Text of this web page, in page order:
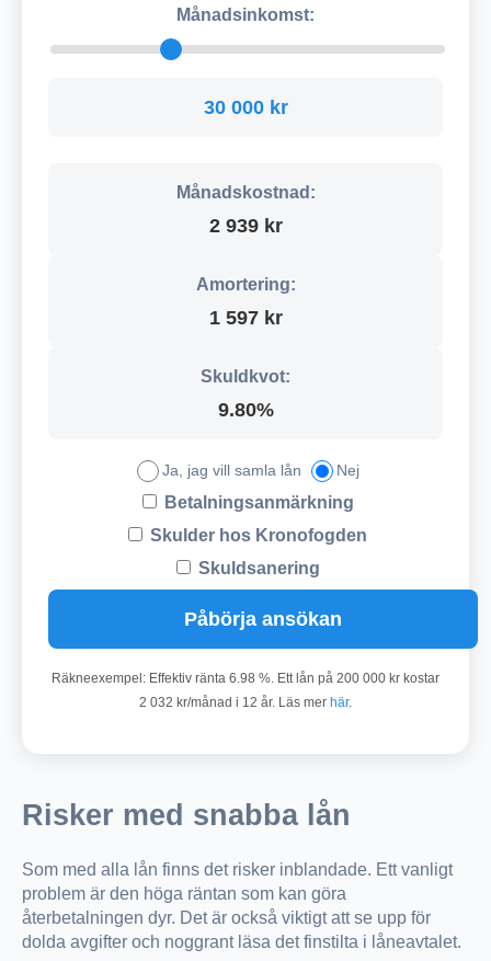
Månadsinkomst:
30 000 kr
Månadskostnad:
2 939 kr
Amortering:
1 597 kr
Skuldkvot:
9.80%
Ja, jag vill samla lån Nej
Betalningsanmärkning
Skulder hos Kronofogden
Skuldsanering
Påbörja ansökan
Räkneexempel: Effektiv ränta 6.98 %. Ett lån på 200 000 kr kostar
2 032 kr/månad i 12 år. Läs mer här.
Risker med snabba lån
Som med alla lån finns det risker inblandade. Ett vanligt
problem är den höga räntan som kan göra
återbetalningen dyr. Det är också viktigt att se upp för
dolda avgifter och noggrant läsa det finstilta i låneavtalet.